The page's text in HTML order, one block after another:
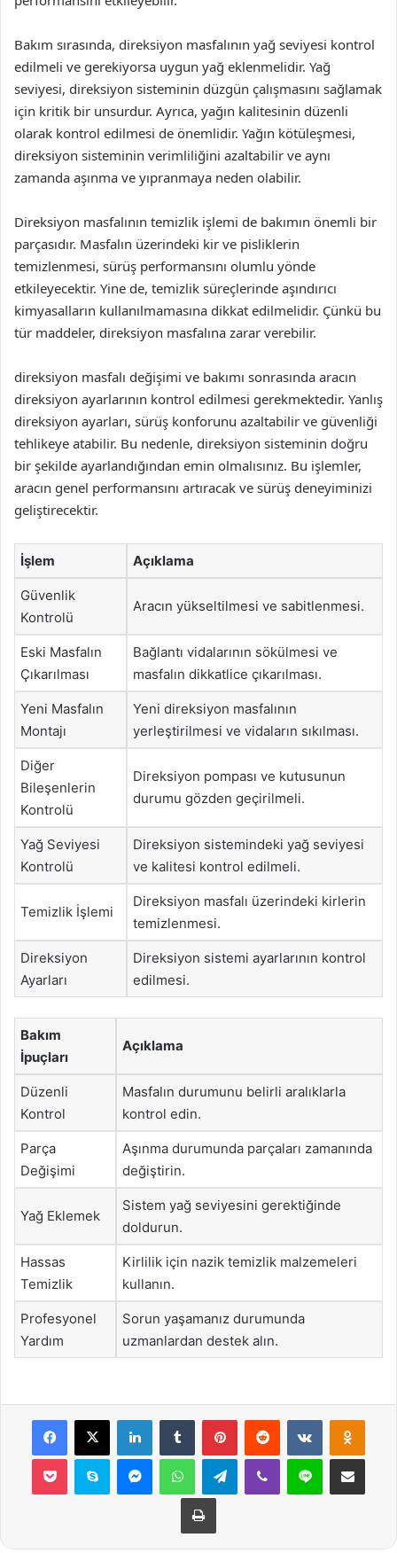
Bakım sırasında, direksiyon masfalının yağ seviyesi kontrol
edilmeli ve gerekiyorsa uygun yağ eklenmelidir. Yağ
seviyesi, direksiyon sisteminin düzgün çalışmasını sağlamak
için kritik bir unsurdur. Ayrıca, yağın kalitesinin düzenli
olarak kontrol edilmesi de önemlidir. Yağın kötüleşmesi,
direksiyon sisteminin verimliliğini azaltabilir ve aynı
zamanda aşınma ve yıpranmaya neden olabilir.
Direksiyon masfalının temizlik işlemi de bakımın önemli bir
parçasıdır. Masfalın üzerindeki kir ve pisliklerin
temizlenmesi, sürüş performansını olumlu yönde
etkileyecektir. Yine de, temizlik süreçlerinde aşındırıcı
kimyasalların kullanılmamasına dikkat edilmelidir. Çünkü bu
tür maddeler, direksiyon masfalına zarar verebilir.
direksiyon masfalı değişimi ve bakımı sonrasında aracın
direksiyon ayarlarının kontrol edilmesi gerekmektedir. Yanlış
direksiyon ayarları, sürüş konforunu azaltabilir ve güvenliği
tehlikeye atabilir. Bu nedenle, direksiyon sisteminin doğru
bir şekilde ayarlandığından emin olmalısınız. Bu işlemler,
aracın genel performansını artıracak ve sürüş deneyiminizi
geliştirecektir.
İşlem Açıklama
Güvenlik
Kontrolü
Aracın yükseltilmesi ve sabitlenmesi.
Eski Masfalın
Çıkarılması
Bağlantı vidalarının sökülmesi ve
masfalın dikkatlice çıkarılması.
Yeni Masfalın
Montajı
Yeni direksiyon masfalının
yerleştirilmesi ve vidaların sıkılması.
Diğer
Bileşenlerin
Kontrolü
Direksiyon pompası ve kutusunun
durumu gözden geçirilmeli.
Yağ Seviyesi
Kontrolü
Direksiyon sistemindeki yağ seviyesi
ve kalitesi kontrol edilmeli.
Temizlik İşlemi
Direksiyon masfalı üzerindeki kirlerin
temizlenmesi.
Direksiyon
Ayarları
Direksiyon sistemi ayarlarının kontrol
edilmesi.
Bakım
İpuçları
Açıklama
Düzenli
Kontrol
Masfalın durumunu belirli aralıklarla
kontrol edin.
Parça
Değişimi
Aşınma durumunda parçaları zamanında
değiştirin.
Yağ Eklemek
Sistem yağ seviyesini gerektiğinde
doldurun.
Hassas
Temizlik
Kirlilik için nazik temizlik malzemeleri
kullanın.
Profesyonel
Yardım
Sorun yaşamanız durumunda
uzmanlardan destek alın.
Facebook
X LinkedInTumblr PinterestReddit VKontakte
Pocket Skype MessengerWhatsAppTelegramViber Line E-Posta ile
Yazdır